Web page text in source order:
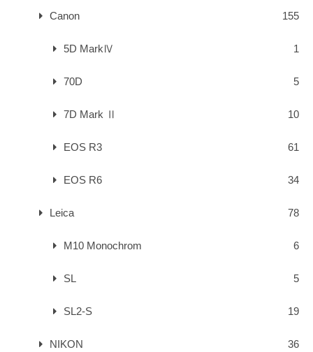
Canon 155
5D MarkⅣ 1
70D 5
7D Mark Ⅱ 10
EOS R3 61
EOS R6 34
Leica 78
M10 Monochrom 6
SL 5
SL2-S 19
NIKON 36